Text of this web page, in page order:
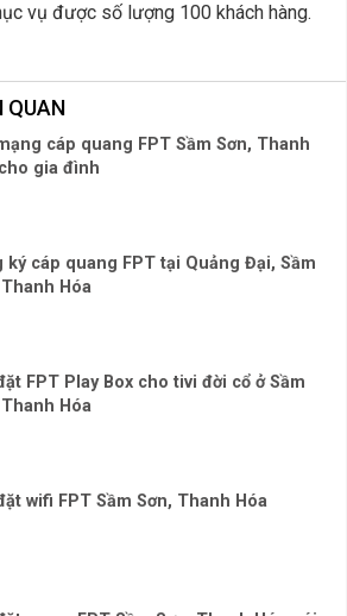
vụ được số lượng 100 khách hàng.
QUAN
cáp quang FPT Sầm Sơn, Thanh
gia đình
ký cáp quang FPT tại Quảng Đại, Sầm
Hóa
FPT Play Box cho tivi đời cổ ở Sầm
Hóa
wifi FPT Sầm Sơn, Thanh Hóa